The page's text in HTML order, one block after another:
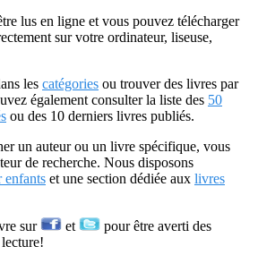
lus en ligne et vous pouvez télécharger
sur votre ordinateur, liseuse,
les catégories ou trouver des livres par
également consulter la liste des 50
ou des 10 derniers livres publiés.
un auteur ou un livre spécifique, vous
de recherche. Nous disposons
enfants et une section dédiée aux livres
sur et
pour être averti des